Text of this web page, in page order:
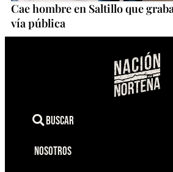
Cae hombre en Saltillo que
vía pública
Buscar
Nosotros